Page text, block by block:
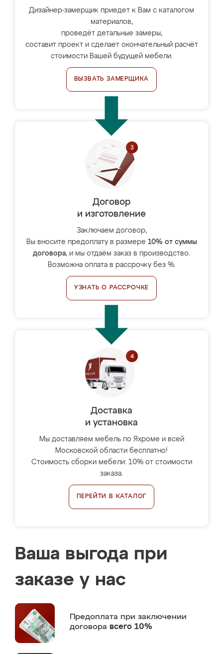
Дизайнер-замерщик приедет к Вам с каталогом
материалов,
проведёт детальные замеры,
составит проект и сделает окончательный расчёт
стоимости Вашей будущей мебели.
ВЫЗВАТЬ ЗАМЕРЩИКА
Договор
и изготовление
Заключаем договор,
Вы вносите предоплату в размере 10% от суммы
договора, и мы отдаём заказ в производство.
Возможна оплата в рассрочку без %.
УЗНАТЬ О РАССРОЧКЕ
Доставка
и установка
Мы доставляем мебель по Яхроме и всей
Московской области бесплатно!
Стоимость сборки мебели: 10% от стоимости
заказа.
ПЕРЕЙТИ В КАТАЛОГ
Ваша выгода при
заказе у нас
Предоплата при заключении
договора всего 10%